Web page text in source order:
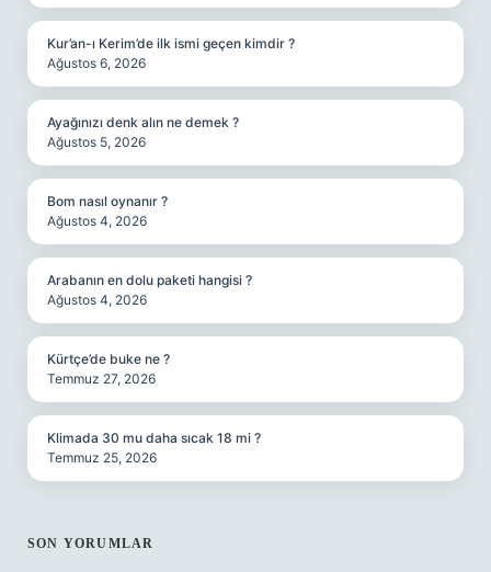
Kur’an-ı Kerim’de ilk ismi geçen kimdir ?
Ağustos 6, 2026
Ayağınızı denk alın ne demek ?
Ağustos 5, 2026
Bom nasıl oynanır ?
Ağustos 4, 2026
Arabanın en dolu paketi hangisi ?
Ağustos 4, 2026
Kürtçe’de buke ne ?
Temmuz 27, 2026
Klimada 30 mu daha sıcak 18 mi ?
Temmuz 25, 2026
SON YORUMLAR